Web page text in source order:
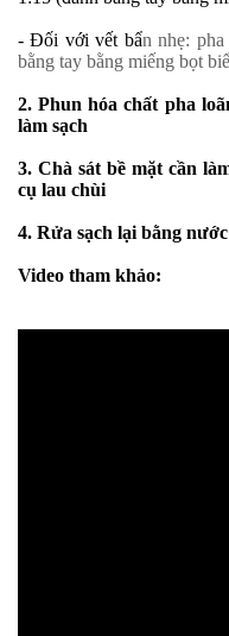
- Đối với vết bẩn nhẹ:
bằng tay bằng miếng bọt
2. Phun hóa chất pha
làm sạch
3. Chà sát bề mặt cần
cụ lau chùi
4. Rửa sạch lại bằng nước
Video tham khảo: